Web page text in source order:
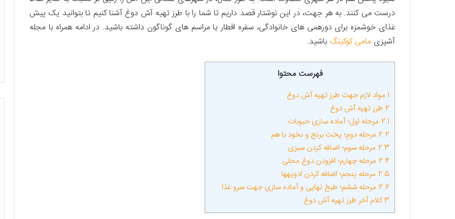
درست می­ کنند. به هر جهت، در این نوشتار قصد داریم تا شما را با طرز تهیه آش دوغ آشنا کنیم تا بتوانید یک پیش
­غذای خوشمزه برای دورهمی ­های خانوادگی، سفره افطار یا مراسم ­های گوناگون داشته باشید. در ادامه همراه با مجله
آشپزی مامی کوکینگباشید.
فهرست محتوا
1 مواد لازم جهت طرز تهیه آش دوغ
2 طرز تهیه آش دوغ
2.1 مرحله اول؛‌ آماده ­سازی حبوبات
2.2 مرحله دومِ؛‌ پخت برنج و نخود با هم
2.3 مرحله سوم؛‌ اضافه ­کردن سبزی
2.4 مرحله چهارم؛‌ افزودن دوغ محلی
2.5 مرحله پنجم؛‌ اضافه کردن ادویه­ها
2.6 مرحله ششم؛ طبخ نهایی و آماده ­سازی جهت سرو غذا
3کلام آخر طرز تهیه آش دوغ